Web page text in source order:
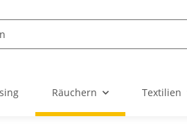
Räuchern Textilien